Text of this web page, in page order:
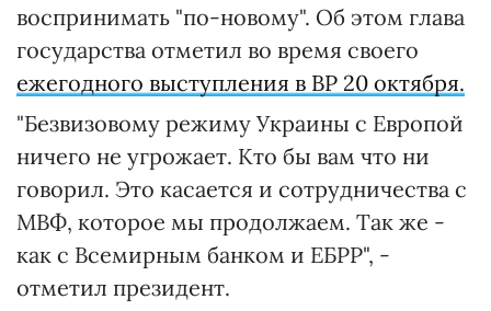
воспринимать "по-новому". Об этом глава
государства отметил во время своего
ежегодного выступления в ВР 20 октября.
"Безвизовому режиму Украины с Европой
ничего не угрожает. Кто бы вам что ни
говорил. Это касается и сотрудничества с
МВФ, которое мы продолжаем. Так же -
как с Всемирным банком и ЕБРР", -
отметил президент.